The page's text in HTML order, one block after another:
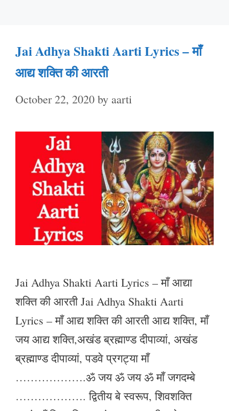
Jai Adhya Shakti Aarti Lyrics – माँ
आद्य शक्ति की आरती
October 22, 2020 by aarti
Jai Adhya Shakti Aarti Lyrics – माँ आद्या
शक्ति की आरती Jai Adhya Shakti Aarti
Lyrics – माँ आद्य शक्ति की आरती आद्य शक्ति, माँ
जय आद्य शक्ति,अखंड ब्रह्माण्ड दीपाव्यां, अखंड
ब्रह्माण्ड दीपाव्यां, पडवे प्रगट्या माँ
……………….ॐ जय ॐ जय ॐ माँ जगदम्बे
………………. द्वितीय बे स्वरूप, शिवशक्ति